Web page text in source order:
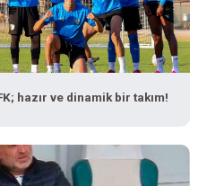
hazır ve dinamik bir takım!